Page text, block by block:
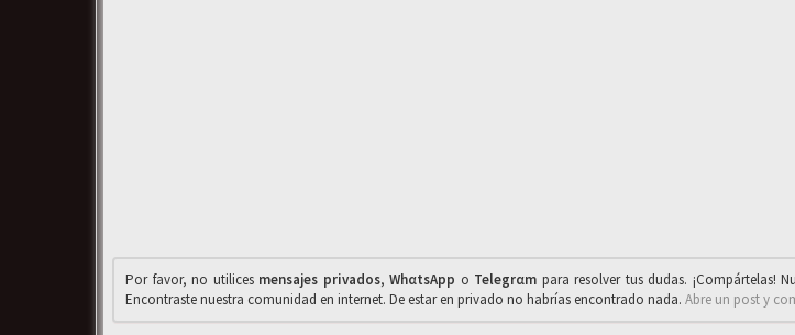
Por favor, no utilices mensajes privados,WhαtsApp o Telegrαm para resolver tus dudas. ¡Compártelas!
Encontraste nuestra comunidad en internet. De estar en privado no habrías encontrado nada. Abre un post y